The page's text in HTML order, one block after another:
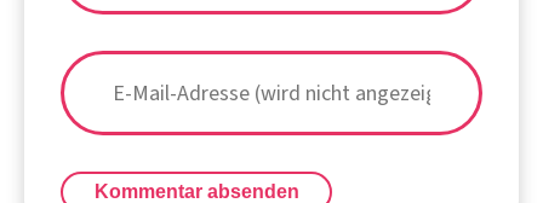
Kommentar absenden